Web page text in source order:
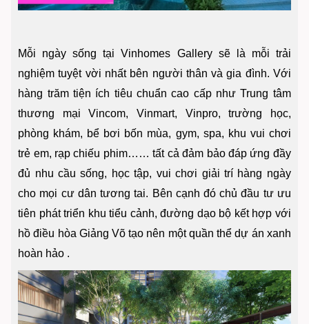
Mỗi ngày sống tại Vinhomes Gallery sẽ là mỗi trải
nghiệm tuyệt vời nhất bên người thân và gia đình. Với
hàng trăm tiện ích tiêu chuẩn cao cấp như Trung tâm
thương mại Vincom, Vinmart, Vinpro, trường học,
phòng khám, bể bơi bốn mùa, gym, spa, khu vui chơi
trẻ em, rạp chiếu phim…… tất cả đảm bảo đáp ứng đầy
đủ nhu cầu sống, học tập, vui chơi giải trí hàng ngày
cho mọi cư dân tương tai. Bên cạnh đó chủ đầu tư ưu
tiên phát triển khu tiểu cảnh, đường dạo bộ kết hợp với
hồ điều hòa Giảng Võ tạo nên một quần thể dự án xanh
hoàn hảo .